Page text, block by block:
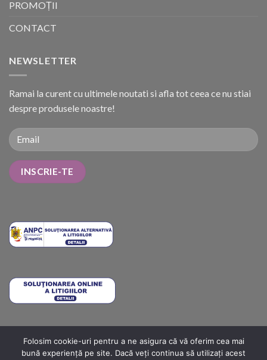
PROMOȚII
CONTACT
NEWSLETTER
Ramai la curent cu ultimele noutati si afla tot ceea ce nu stiai
despre produsele noastre!
METODE DE PLATĂ COSTURI DE LIVRARE
TERMENI ȘI CONDIȚII
POLITICA DE RETUR
ANPC ANPC SOLUTIONARE ANPC – SAL
Folosim cookie-uri pentru a ne asigura că vă oferim cea mai
bună experiență pe site. Dacă veți continua să utilizați acest